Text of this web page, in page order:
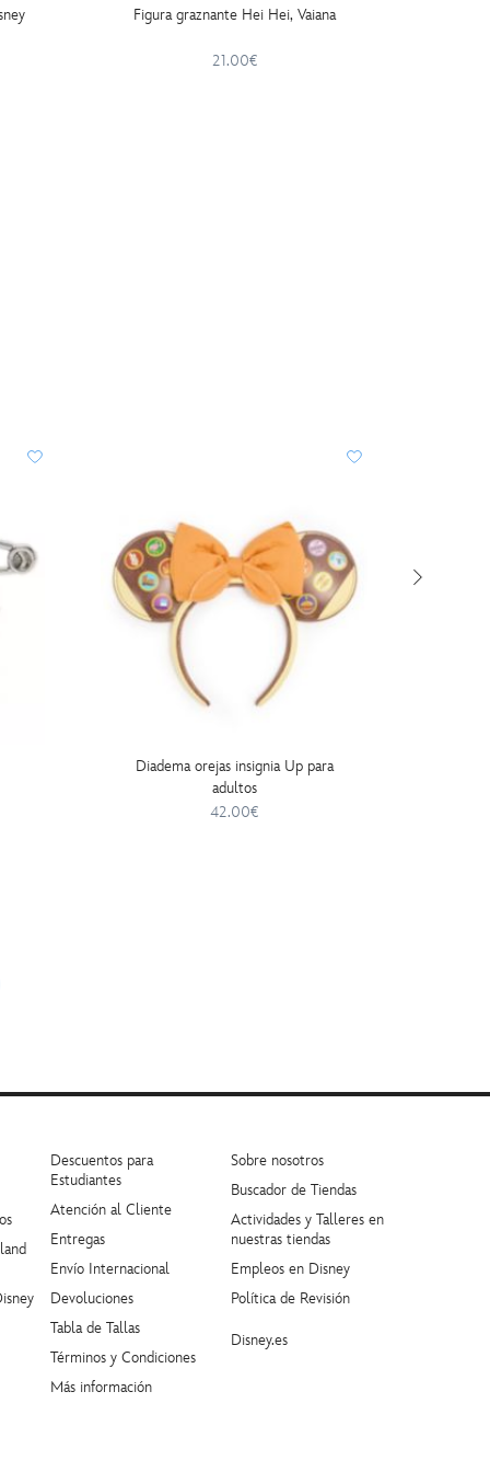
Figura graznante Hei Hei, Vaiana
21.00€
Diadema orejas insignia Up para
adultos
42.00€
Descuentos para
Estudiantes
Atención al Cliente
Entregas
Envío Internacional
Devoluciones
Tabla de Tallas
Términos y Condiciones
Más información
Sobre nosotros
Buscador de Tiendas
Actividades y Talleres en
nuestras tiendas
Empleos en Disney
Política de Revisión
Disney.es